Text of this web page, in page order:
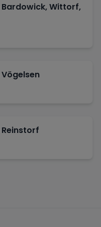
Bardowick, Wittorf,
Vögelsen
Reinstorf